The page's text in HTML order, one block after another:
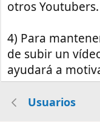
otros Youtubers.
4) Para
de subir un
ayudará a
Usuarios